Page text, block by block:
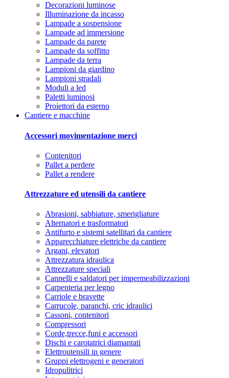
Decorazioni luminose
Illuminazione da incasso
Lampade a sospensione
Lampade ad immersione
Lampade da parete
Lampade da soffitto
Lampade da terra
Lampioni da giardino
Lampioni stradali
Moduli a led
Paletti luminosi
Proiettori da esterno
Cantiere e macchine
Accessori movimentazione merci
Contenitori
Pallet a perdere
Pallet a rendere
Attrezzature ed utensili da cantiere
Abrasioni, sabbiature, smerigliature
Alternatori e trasformatori
Antifurto e sistemi satellitari da cantiere
Apparecchiature elettriche da cantiere
Argani, elevatori
Attrezzatura idraulica
Attrezzature speciali
Cannelli e saldatori per impermeabilizzazioni
Carpenteria per legno
Carriole e bravette
Carrucole, paranchi, cric idraulici
Cassoni, contenitori
Compressori
Corde,trecce,funi e accessori
Dischi e carotatrici diamantati
Elettroutensili in genere
Gruppi elettrogeni e generatori
Idropulitrici